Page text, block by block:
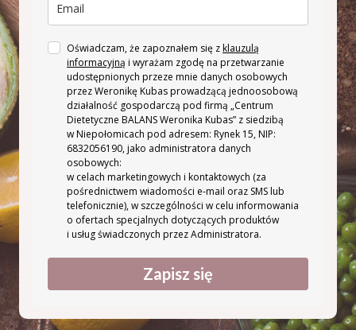
Oświadczam, że zapoznałem się zklauzulą
informacyjną i wyrażam zgodę na przetwarzanie
udostępnionych przeze mnie danych osobowych
przez Weronikę Kubas prowadzącą jednoosobową
działalność gospodarczą pod firmą „Centrum
Dietetyczne BALANS Weronika Kubas” z siedzibą
w Niepołomicach pod adresem: Rynek 15, NIP:
6832056190, jako administratora danych
osobowych:
w celach marketingowych i kontaktowych (za
pośrednictwem wiadomości e-mail oraz SMS lub
telefonicznie), w szczególności w celu informowania
o ofertach specjalnych dotyczących produktów
i usług świadczonych przez Administratora.
Zapisz się